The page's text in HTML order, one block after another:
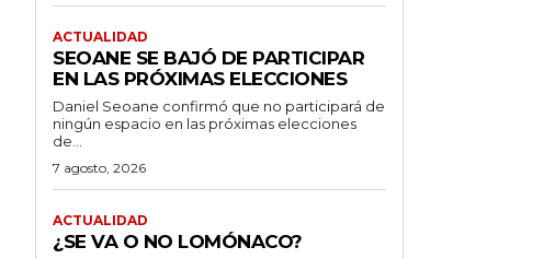
ACTUALIDAD
SEOANE SE BAJÓ DE PARTICIPAR
EN LAS PRÓXIMAS ELECCIONES
Daniel Seoane confirmó que no participará de
ningún espacio en las próximas elecciones
de...
7 agosto, 2026
ACTUALIDAD
¿SE VA O NO LOMÓNACO?